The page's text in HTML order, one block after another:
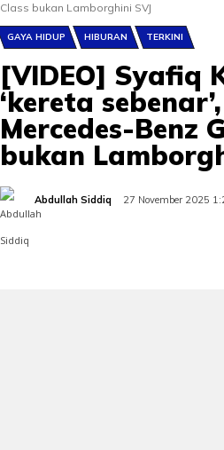
Class bukan Lamborghini SVJ
GAYA HIDUP HIBURAN TERKINI
[VIDEO] Syafiq
‘kereta
Mercedes-Benz
bukan
Abdullah Siddiq 27 November 2025